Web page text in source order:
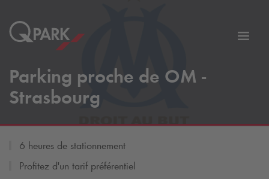
Parking proche de OM -
Strasbourg
6 heures de stationnement
Profitez d'un tarif préférentiel